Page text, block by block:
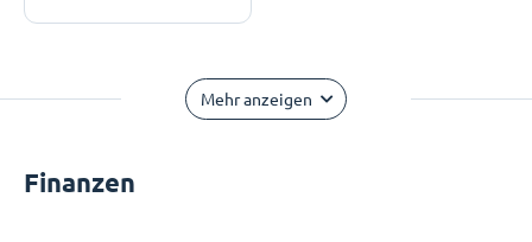
Mehr anzeigen
Finanzen